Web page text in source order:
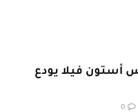
أستون فيلا يودع
0